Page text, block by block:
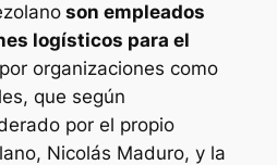
son empleados
logísticos para el
por organizaciones como
que según
por el propio
Nicolás Maduro, y la